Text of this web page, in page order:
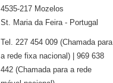
4535-217 Mozelos
St. Maria da Feira - Portugal
Tel. 227 454 009 (Chamada para
a rede fixa nacional) | 969 638
442 (Chamada para a rede